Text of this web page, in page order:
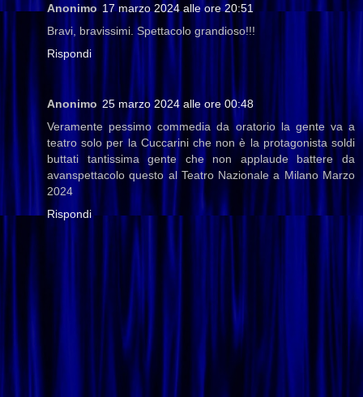
Anonimo 17 marzo 2024 alle ore 20:51
Bravi, bravissimi. Spettacolo grandioso!!!
Rispondi
Anonimo 25 marzo 2024 alle ore 00:48
Veramente pessimo commedia da oratorio la gente va a
teatro solo per la Cuccarini che non è la protagonista soldi
buttati tantissima gente che non applaude battere da
avanspettacolo questo al Teatro Nazionale a Milano Marzo
2024
Rispondi